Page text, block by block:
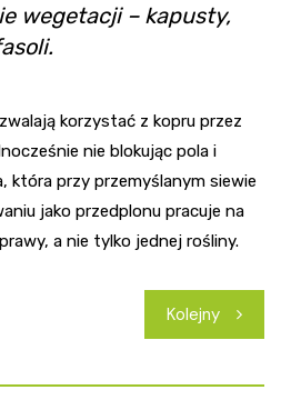
wegetacji – kapusty,
korzystać z kopru przez
nie blokując pola i
która przy przemyślanym siewie
jako przedplonu pracuje na
a nie tylko jednej rośliny.
Kolejny